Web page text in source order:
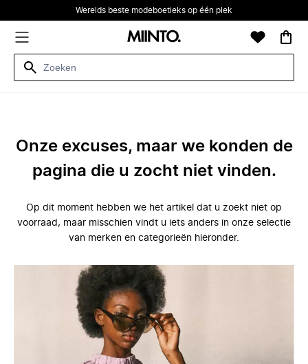
Werelds beste modeboetieks op één plek
Onze excuses, maar we konden de
pagina die u zocht niet vinden.
Op dit moment hebben we het artikel dat u zoekt niet op
voorraad, maar misschien vindt u iets anders in onze selectie
van merken en categorieën hieronder.